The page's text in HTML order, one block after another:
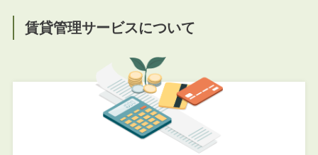
賃貸管理サービスについて